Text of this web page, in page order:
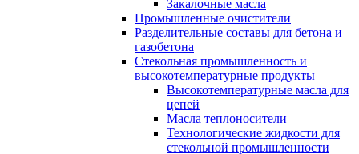
Закалочные масла
Промышленные очистители
Разделительные составы для бетона и
газобетона
Стекольная промышленность и
высокотемпературные продукты
Высокотемпературные масла для
цепей
Масла теплоносители
Технологические жидкости для
стекольной промышленности